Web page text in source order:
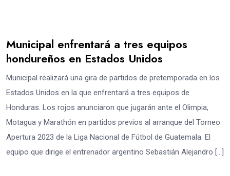
Municipal enfrentará a tres equipos
hondureños en Estados Unidos
Municipal realizará una gira de partidos de pretemporada en los
Estados Unidos en la que enfrentará a tres equipos de
Honduras. Los rojos anunciaron que jugarán ante el Olimpia,
Motagua y Marathón en partidos previos al arranque del Torneo
Apertura 2023 de la Liga Nacional de Fútbol de Guatemala. El
equipo que dirige el entrenador argentino Sebastián Alejandro […]